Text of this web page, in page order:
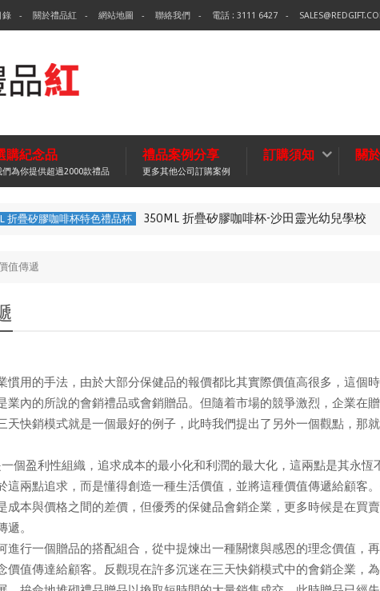
錄 關於禮品紅 網站地圖 聯絡我們 電話 : 3111 6427
購紀念品
們為你提供超過2000款禮品
禮品案例分享
更多其他公司訂購案例
訂購須知 關
疊矽膠咖啡杯特色禮品杯 350ML 折疊矽膠咖啡杯-沙田靈光幼兒學校
值傳遞
慣用的手法，由於大部分保健品的報價都比其實際價值高很多，這個
業內的所說的會銷禮品或會銷贈品。但隨着市場的競爭激烈，企業在
天快銷模式就是一個最好的例子，此時我們提出了另外一個觀點，那
個盈利性組織，追求成本的最小化和利潤的最大化，這兩點是其永恆
這兩點追求，而是懂得創造一種生活價值，並將這種價值傳遞給顧客
成本與價格之間的差價，但優秀的保健品會銷企業，更多時候是在買
。
進行一個贈品的搭配組合，從中提煉出一種關懷與感恩的理念價值，
價值傳達給顧客。反觀現在許多沉迷在三天快銷模式中的會銷企業，